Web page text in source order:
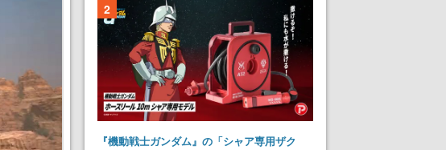
2
『機動戦士ガンダム』の「シャア専用ザク